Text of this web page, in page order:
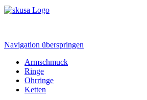
Navigation überspringen
Armschmuck
Ringe
Ohrringe
Ketten